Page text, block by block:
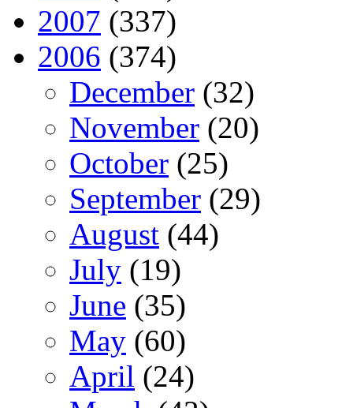
2007 (337)
2006 (374)
December (32)
November (20)
October (25)
September (29)
August (44)
July (19)
June (35)
May (60)
April (24)